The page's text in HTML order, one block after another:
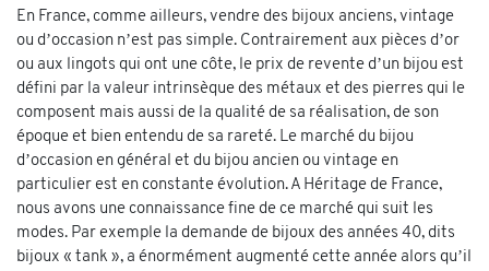
En France, comme ailleurs, vendre des bijoux anciens, vintage
ou d’occasion n’est pas simple. Contrairement aux pièces d’or
ou aux lingots qui ont une côte, le prix de revente d’un bijou est
défini par la valeur intrinsèque des métaux et des pierres qui le
composent mais aussi de la qualité de sa réalisation, de son
époque et bien entendu de sa rareté. Le marché du bijou
d’occasion en général et du bijou ancien ou vintage en
particulier est en constante évolution. A Héritage de France,
nous avons une connaissance fine de ce marché qui suit les
modes. Par exemple la demande de bijoux des années 40, dits
bijoux « tank », a énormément augmenté cette année alors qu’il